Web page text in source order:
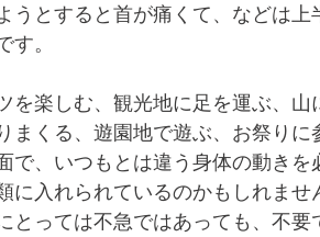
うとすると首が痛くて、などは上
。
を楽しむ、観光地に足を運ぶ、山
まくる、遊園地で遊ぶ、お祭りに
で、いつもとは違う身体の動きを
に入れられているのかもしれませ
とっては不急ではあっても、不要